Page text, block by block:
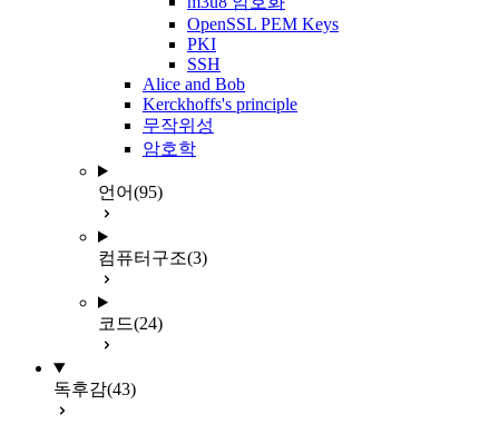
OpenSSL PEM Keys
PKI
SSH
Alice and Bob
Kerckhoffs's principle
무작위성
암호학
언어(95)
컴퓨터구조(3)
코드(24)
독후감(43)